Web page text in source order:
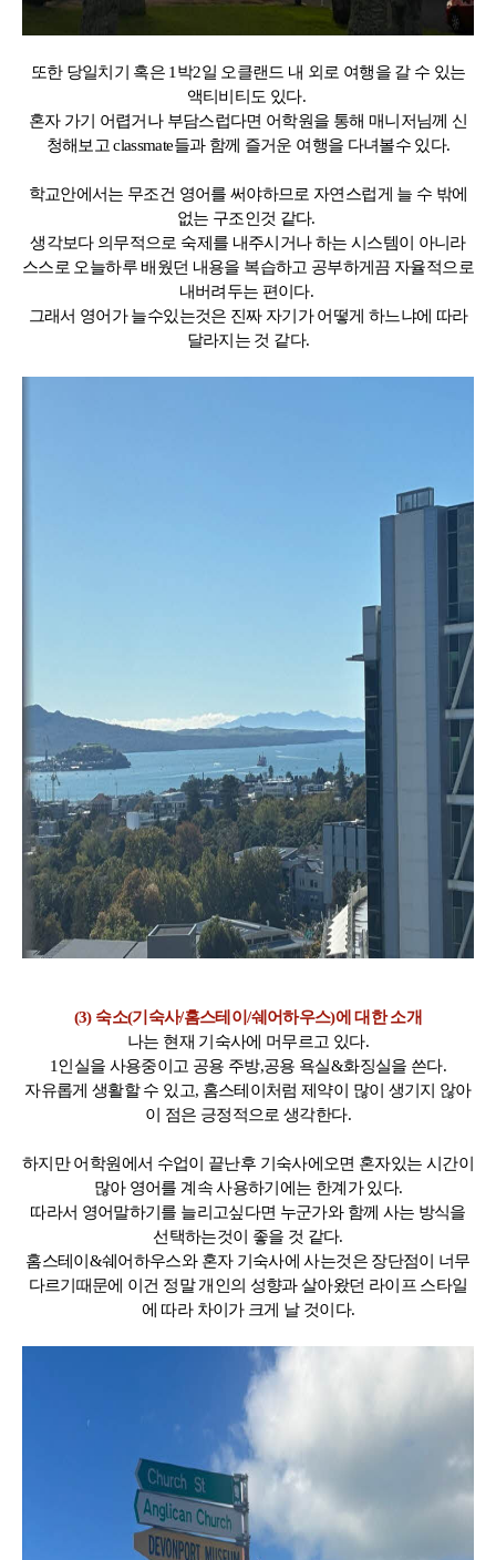
또한 당일치기 혹은 1박2일 오클랜드 내 외로 여행을 갈 수 있는
액티비티도 있다.
혼자 가기 어렵거나 부담스럽다면 어학원을 통해 매니저님께 신
청해보고 classmate들과 함께 즐거운 여행을 다녀볼수 있다.
학교안에서는 무조건 영어를 써야하므로 자연스럽게 늘 수 밖에
없는 구조인것 같다.
생각보다 의무적으로 숙제를 내주시거나 하는 시스템이 아니라
스스로 오늘하루 배웠던 내용을 복습하고 공부하게끔 자율적으로
내버려두는 편이다.
그래서 영어가 늘수있는것은 진짜 자기가 어떻게 하느냐에 따라
달라지는 것 같다.
(3) 숙소(기숙사/홈스테이/쉐어하우스)에 대한 소개
나는 현재 기숙사에 머무르고 있다.
1인실을 사용중이고 공용 주방,공용 욕실&화징실을 쓴다.
자유롭게 생활할 수 있고, 홈스테이처럼 제약이 많이 생기지 않아
이 점은 긍정적으로 생각한다.
하지만 어학원에서 수업이 끝난후 기숙사에오면 혼자있는 시간이
많아 영어를 계속 사용하기에는 한계가 있다.
따라서 영어말하기를 늘리고싶다면 누군가와 함께 사는 방식을
선택하는것이 좋을 것 같다.
홈스테이&쉐어하우스와 혼자 기숙사에 사는것은 장단점이 너무
다르기때문에 이건 정말 개인의 성향과 살아왔던 라이프 스타일
에 따라 차이가 크게 날 것이다.